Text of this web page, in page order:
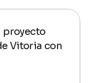
proyecto
Vitoria con